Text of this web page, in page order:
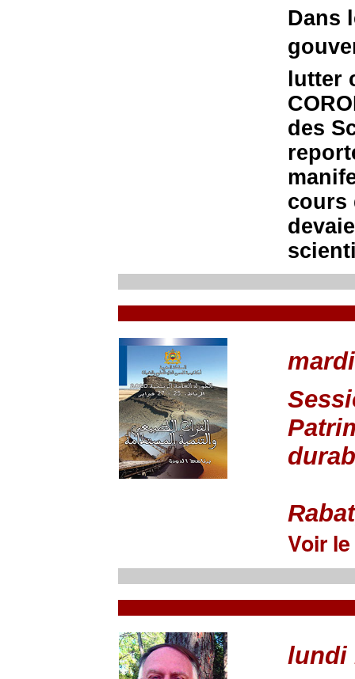
Dans
lutter
des
cours
Voir
lundi